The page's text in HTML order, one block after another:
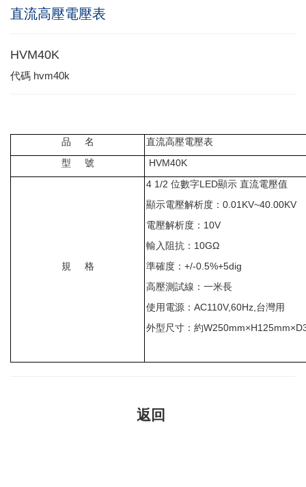
直流高壓電壓表
HVM40K
代碼 hvm40k
品 名
直流高壓電壓表
型
號 HVM40K
規 格
4 1/2 位數字LED顯示 直流電壓值
顯示電壓解析度： 0.01KV~40.00KV
電壓解析度： 10V
輸入阻抗： 10GΩ
準確度： +/-0.5%+5dig
高壓測試線：一米長
使用電源： AC110V,60Hz, 台灣用
外型尺寸：約W250mm×H125mm×